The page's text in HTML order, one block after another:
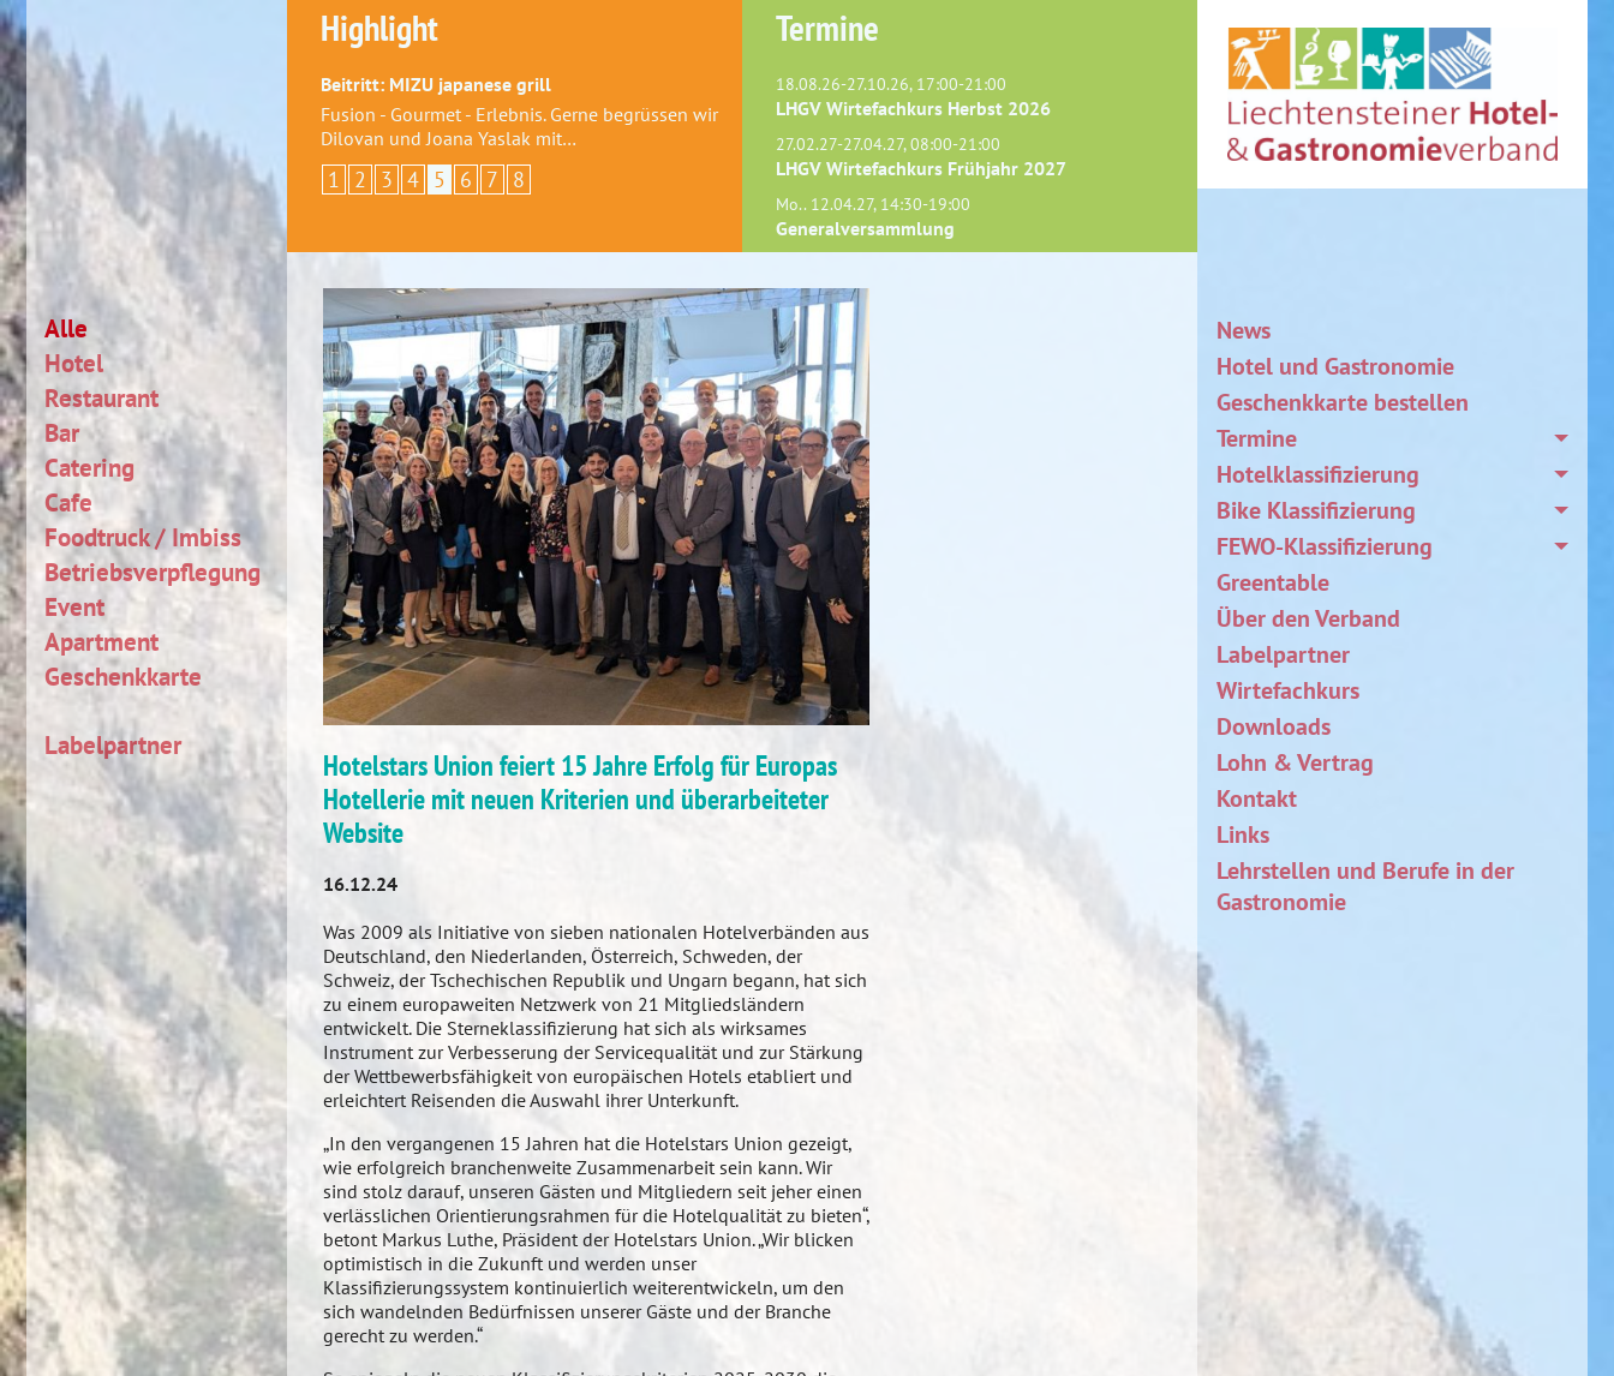
Alle
Hotel
Restaurant
Bar
Catering
Cafe
Foodtruck / Imbiss
Betriebsverpflegung
Event
Apartment
Geschenkkarte
Labelpartner
Highlight
Beitritt: MIZU japanese grill
Fusion - Gourmet - Erlebnis. Gerne begrüssen wir
Dilovan und Joana Yaslak mit…
1 2 3 4 5 6 7 8
Termine
18.08.26-27.10.26, 17:00-21:00
LHGV Wirtefachkurs Herbst 2026
27.02.27-27.04.27, 08:00-21:00
LHGV Wirtefachkurs Frühjahr 2027
Mo.. 12.04.27, 14:30-19:00
Generalversammlung
Hotelstars Union feiert 15 Jahre Erfolg für Europas
Hotellerie mit neuen Kriterien und überarbeiteter
Website
16.12.24
Was 2009 als Initiative von sieben nationalen Hotelverbänden aus
Deutschland, den Niederlanden, Österreich, Schweden, der
Schweiz, der Tschechischen Republik und Ungarn begann, hat sich
zu einem europaweiten Netzwerk von 21 Mitgliedsländern
entwickelt. Die Sterneklassifizierung hat sich als wirksames
Instrument zur Verbesserung der Servicequalität und zur Stärkung
der Wettbewerbsfähigkeit von europäischen Hotels etabliert und
erleichtert Reisenden die Auswahl ihrer Unterkunft.
„In den vergangenen 15 Jahren hat die Hotelstars Union gezeigt,
wie erfolgreich branchenweite Zusammenarbeit sein kann. Wir
sind stolz darauf, unseren Gästen und Mitgliedern seit jeher einen
verlässlichen Orientierungsrahmen für die Hotelqualität zu bieten“,
betont Markus Luthe, Präsident der Hotelstars Union. „Wir blicken
optimistisch in die Zukunft und werden unser
Klassifizierungssystem kontinuierlich weiterentwickeln, um den
sich wandelnden Bedürfnissen unserer Gäste und der Branche
gerecht zu werden.“
News
Hotel und Gastronomie
Geschenkkarte bestellen
Termine
Hotelklassifizierung
Bike Klassifizierung
FEWO-Klassifizierung
Greentable
Über den Verband
Labelpartner
Wirtefachkurs
Downloads
Lohn & Vertrag
Kontakt
Links
Lehrstellen und Berufe in der
Gastronomie